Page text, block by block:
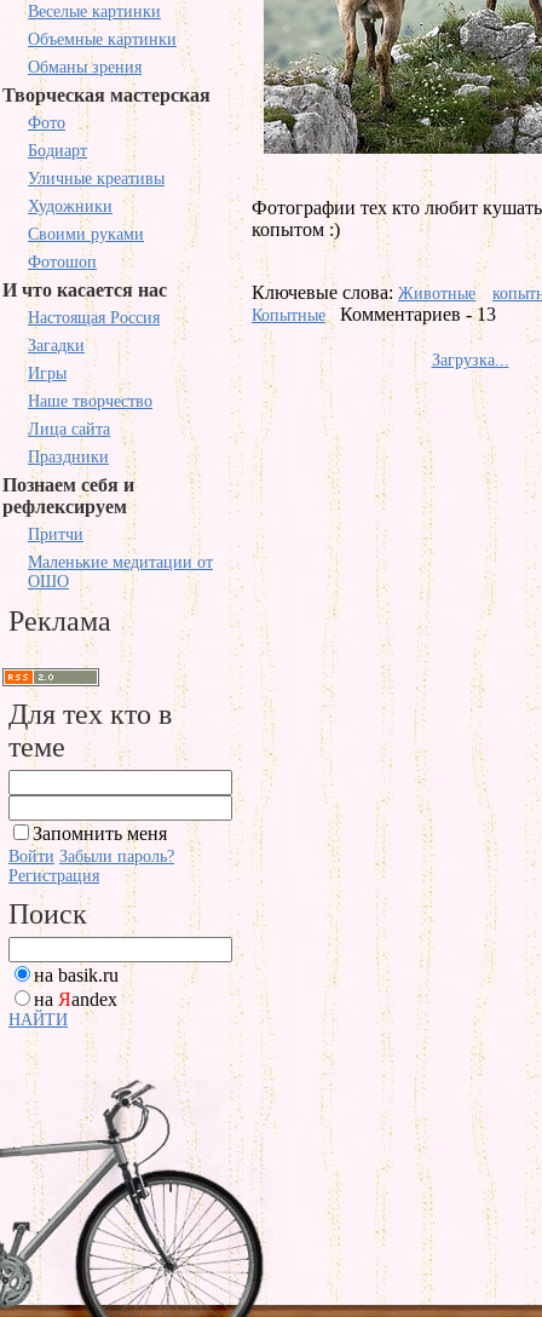
Веселые картинки
Объемные картинки
Обманы зрения
Творческая мастерская
Фото
Бодиарт
Уличные креативы
Художники
Своими руками
Фотошоп
И что касается нас
Настоящая Россия
Загадки
Игры
Наше творчество
Лица сайта
Праздники
Познаем себя и
рефлексируем
Притчи
Маленькие медитации от
ОШО
Реклама
Для тех кто в
теме
Запомнить меня
Войти Забыли пароль?
Регистрация
Поиск
на basik.ru
на Яandex
НАЙТИ
Фотографии тех кто любит
копытом :)
Ключевые слова: Животные
Копытные
Комментариев - 13
Загрузка...